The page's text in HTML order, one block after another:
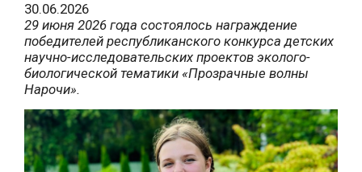
30.06.2026
29 июня 2026 года состоялось награждение
победителей республиканского конкурса детских
научно-исследовательских проектов эколого-
биологической тематики «Прозрачные волны
Нарочи».